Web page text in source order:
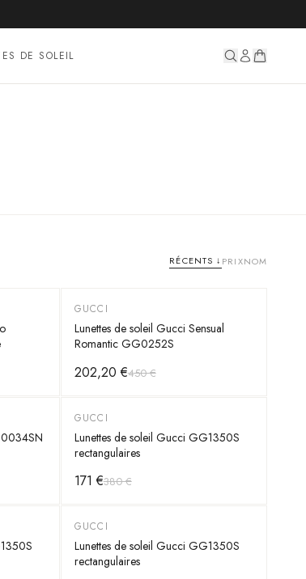
DE SOLEIL
RÉCENTS ↓ PRIXNOM
-55%
GUCCI
Lunettes de soleil Gucci Sensual
Romantic GG0252S
202,20 €450 €
-55%
GUCCI
Lunettes de soleil Gucci GG1350S
rectangulaires
171 €380 €
-55%
GUCCI
Lunettes de soleil Gucci GG1350S
rectangulaires